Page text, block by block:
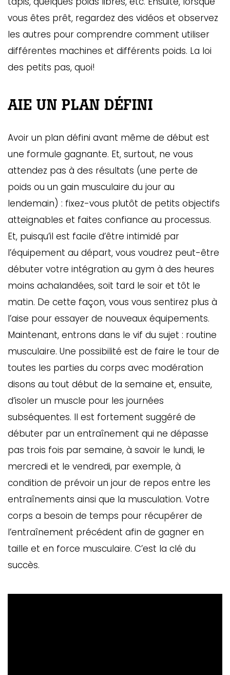
vous êtes prêt, regardez des vidéos et observez
les autres pour comprendre comment utiliser
différentes machines et différents poids. La loi
des petits pas, quoi!
AIE UN PLAN DÉFINI
Avoir un plan défini avant même de début est
une formule gagnante. Et, surtout, ne vous
attendez pas à des résultats (une perte de
poids ou un gain musculaire du jour au
lendemain) : fixez-vous plutôt de petits objectifs
atteignables et faites confiance au processus.
Et, puisqu’il est facile d’être intimidé par
l’équipement au départ, vous voudrez peut-être
débuter votre intégration au gym à des heures
moins achalandées, soit tard le soir et tôt le
matin. De cette façon, vous vous sentirez plus à
l’aise pour essayer de nouveaux équipements.
Maintenant, entrons dans le vif du sujet : routine
musculaire. Une possibilité est de faire le tour de
toutes les parties du corps avec modération
disons au tout début de la semaine et, ensuite,
d’isoler un muscle pour les journées
subséquentes. Il est fortement suggéré de
débuter par un entraînement qui ne dépasse
pas trois fois par semaine, à savoir le lundi, le
mercredi et le vendredi, par exemple, à
condition de prévoir un jour de repos entre les
entraînements ainsi que la musculation. Votre
corps a besoin de temps pour récupérer de
l’entraînement précédent afin de gagner en
taille et en force musculaire. C’est la clé du
succès.